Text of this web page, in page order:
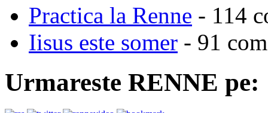
Practica la Renne - 114
Iisus este somer - 91
Urmareste RENNE pe: